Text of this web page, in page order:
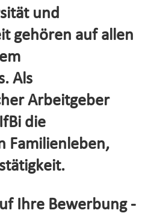
und
gehören auf allen
Als
Arbeitgeber
die
Familienleben,
Ihre Bewerbung -